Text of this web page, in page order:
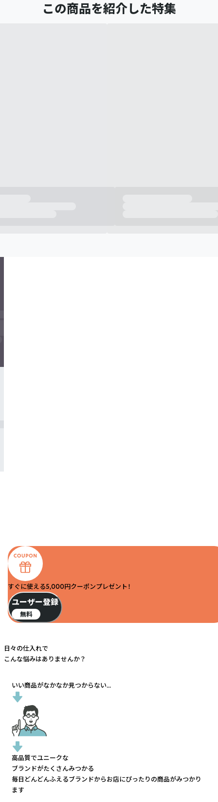
この商品を紹介した特集
すぐに使える5,000円クーポンプレゼント！
ユーザー登録
無料
日々の仕入れで
こんな悩みはありませんか？
いい商品がなかなか見つからない...
高品質でユニークな
ブランドがたくさんみつかる
毎日どんどんふえるブランドからお店にぴったりの商品がみつかり
ます